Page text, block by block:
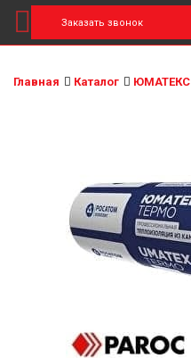
Заказать звонок
Главная Каталог ЮМАТЕКС